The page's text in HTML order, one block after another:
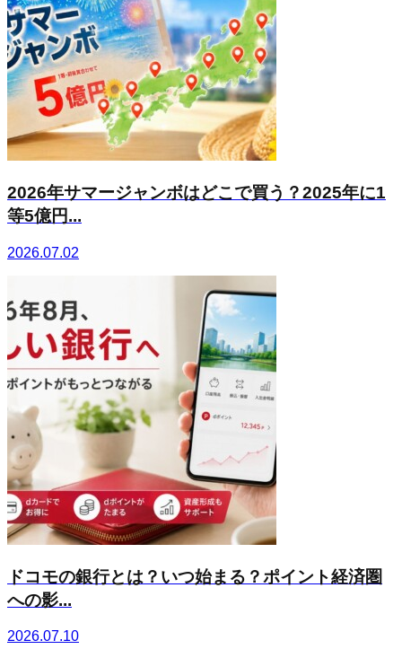
2026年サマージャンボはどこで買う？2025年に1
等5億円...
2026.07.02
ドコモの銀行とは？いつ始まる？ポイント経済圏
への影...
2026.07.10